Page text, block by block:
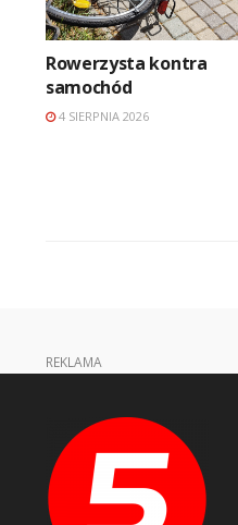
Rowerzysta kontra
samochód
4 SIERPNIA 2026
REKLAMA